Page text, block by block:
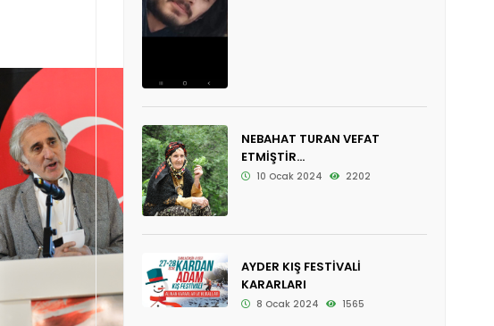
NEBAHAT TURAN VEFAT
ETMİŞTİR...
10 Ocak 2024 2202
AYDER KIŞ FESTİVALİ
KARARLARI
8 Ocak 2024 1565